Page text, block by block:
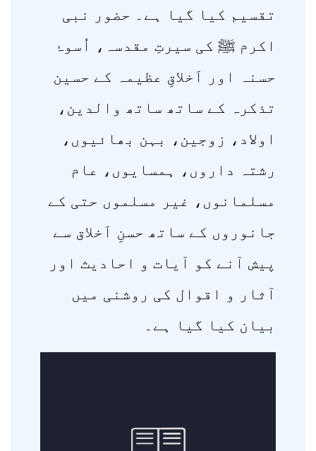
تقسیم کیا گیا ہے۔ حضور نبی
اکرم ﷺ کی سیرتِ مقدسہ، اُسوۂ
حسنہ اور اَخلاقِ عظیمہ کے حسین
تذکرہ کے ساتھ ساتھ والدین،
اولاد، زوجین، بہن بھائیوں،
رشتہ داروں، ہمسایوں، عام
مسلمانوں، غیر مسلموں حتی کے
جانوروں کے ساتھ حسنِ اَخلاق سے
پیش آنے کو آیات و احادیث اور
آثار و اقوال کی روشنی میں
بیان کیا گیا ہے۔